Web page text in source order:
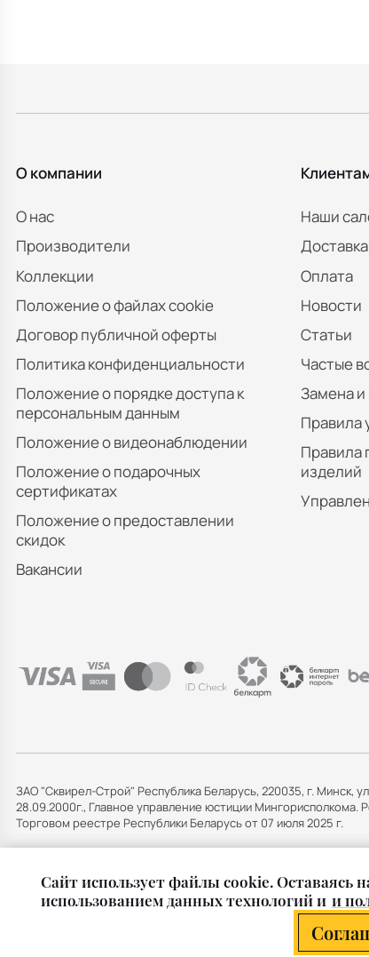
Cайт использует файлы cookie. Оставаясь
использованием данных технологий и и
О компании
О нас
Производители
Коллекции
Положение о файлах cookie
Договор публичной оферты
Политика конфиденциальности
Положение о порядке доступа к
персональным данным
Положение о видеонаблюдении
Положение о подарочных
сертификатах
Положение о предоставлении
скидок
Вакансии
Наши
Доставка
Оплата
Новости
Статьи
Частые
Замена и
Правила
Правила
изделий
ЗАО "Сквирел-Строй" Республика Беларусь, 220035, г. Минск,
28.09.2000г., Главное управление юстиции
Торговом реестре Республики Беларусь от 07 июля 2025 г.